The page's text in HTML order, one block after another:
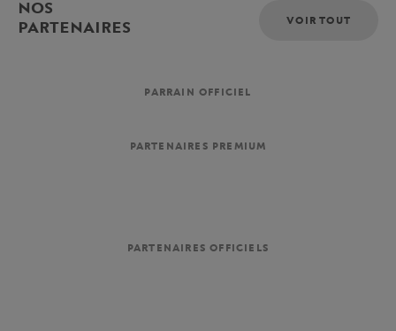
NOS
PARTENAIRES
VOIR TOUT
PARRAIN OFFICIEL
PARTENAIRES PREMIUM
PARTENAIRES OFFICIELS